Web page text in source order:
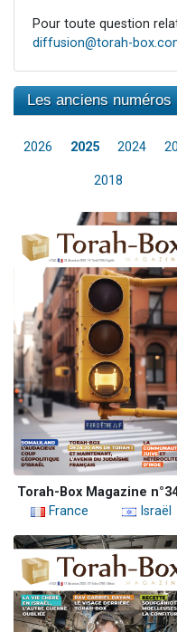
Pour toute question
diffusion@torah-
Les anciens numéros
2026 2025 2024
2018
Torah-Box Magazine
France
Israël